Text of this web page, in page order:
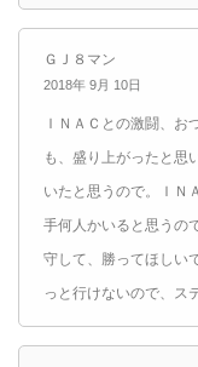
ＧＪ８マン
2018年 9月 10日
ＩＮＡＣとの激闘、
も、盛り上がったと思
いたと思うので。ＩＮ
手何人かいると思うの
守して、勝ってほしい
っと行けないので、ス